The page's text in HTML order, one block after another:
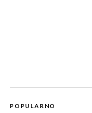
POPULARNO